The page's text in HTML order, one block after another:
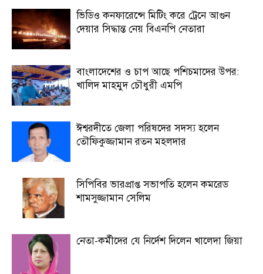
ভিডিও কনফারেন্সে মিটিং করে ট্রেনে আগুন
দেয়ার সিদ্ধান্ত নেয় বিএনপি নেতারা
বাংলাদেশের ও চাপ আছে পশিচমাদের উপর:
খালিদ মাহমুদ চৌধুরী এমপি
ঈশ্বরদীতে জেলা পরিষদের সদস্য হলেন
তৌফিকুজ্জামান রতন মহলদার
সিপিবির ভারপ্রাপ্ত সভাপতি হলেন কমরেড
শামসুজ্জামান সেলিম
নেতা-কর্মীদের যে নির্দেশ দিলেন খালেদা জিয়া